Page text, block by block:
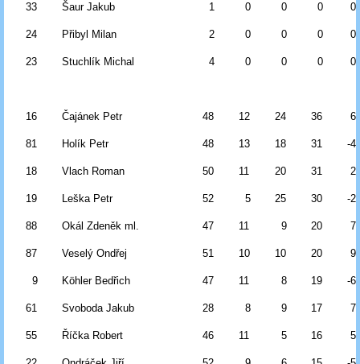
33 Šaur Jakub 1 0 0 0 0
24 Přibyl Milan 2 0 0 0 0
23 Stuchlík Michal 4 0 0 0 0
16 Čajánek Petr 48 12 24 36 6
81 Holík Petr 48 13 18 31 -4
18 Vlach Roman 50 11 20 31 2
19 Leška Petr 52 5 25 30 -2
88 Okál Zdeněk ml. 47 11 9 20 7
87 Veselý Ondřej 51 10 10 20 9
9 Köhler Bedřich 47 11 8 19 -6
61 Svoboda Jakub 28 8 9 17 7
55 Říčka Robert 46 11 5 16 5